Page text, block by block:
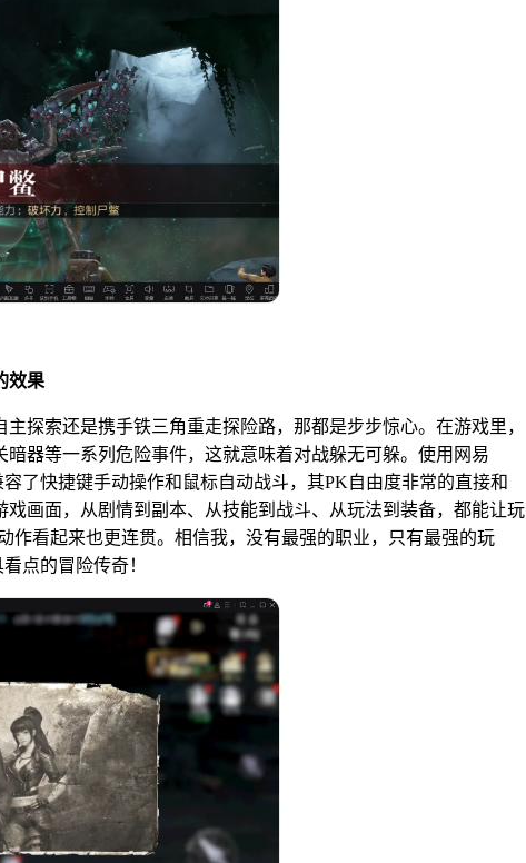
效果
主探索还是携手铁三角重走探险路，那都是步步惊心。在游戏里，
器等一系列危险事件，这就意味着对战躲无可躲。使用网易
了快捷键手动操作和鼠标自动战斗，其PK自由度非常的直接和
画面，从剧情到副本、从技能到战斗、从玩法到装备，都能让玩
作看起来也更连贯。相信我，没有最强的职业，只有最强的玩
点的冒险传奇！